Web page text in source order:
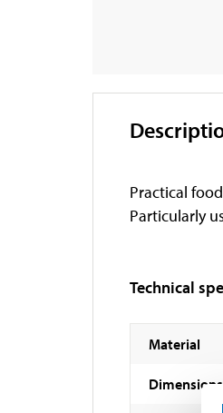
Practical
Particularly
Technical
Material
Dimensions